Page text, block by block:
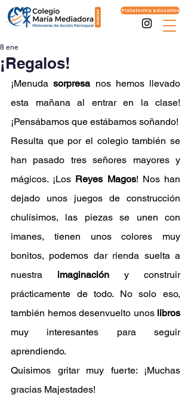
Plataforma educativa
¡Regalos!
8 ene
¡Menuda sorpresa nos hemos llevado
esta mañana al entrar en la clase!
¡Pensábamos que estábamos soñando!
Resulta que por el colegio también se
han pasado tres señores mayores y
mágicos. ¡Los Reyes Magos! Nos han
dejado unos juegos de construcción
chulísimos, las piezas se unen con
imanes, tienen unos colores muy
bonitos, podemos dar rienda suelta a
nuestra imaginación y construir
prácticamente de todo. No solo eso,
también hemos desenvuelto unos libros
muy interesantes para seguir
aprendiendo.
Quisimos gritar muy fuerte: ¡Muchas
gracias Majestades!